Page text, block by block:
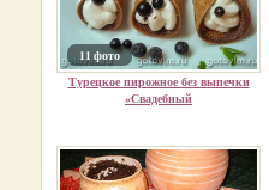
11 фото
Турецкое пирожное без выпечки
«Свадебный